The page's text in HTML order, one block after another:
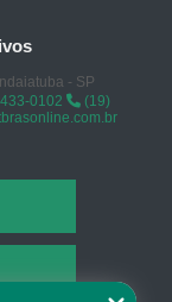
- SP
0102
(19)